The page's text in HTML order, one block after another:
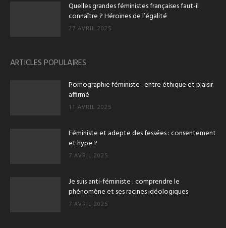
Quelles grandes féministes françaises faut-il
connaître ? Héroïnes de l’égalité
27 AVRIL 2025
ARTICLES POPULAIRES
Pornographie féministe : entre éthique et plaisir
affirmé
11 AVRIL 2025
Féministe et adepte des fessées : consentement
et hype ?
7 AVRIL 2025
Je suis anti‑féministe : comprendre le
phénomène et ses racines idéologiques
7 AVRIL 2025